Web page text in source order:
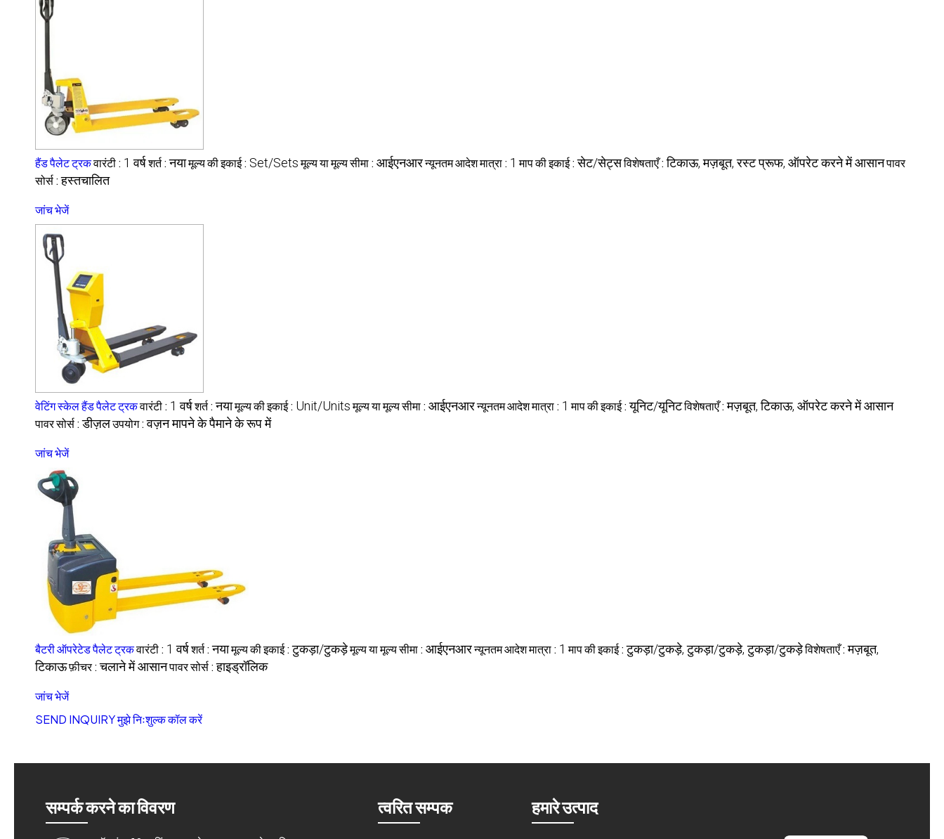
हैंड पैलेट ट्रकवारंटी : 1 वर्षशर्त :नयामूल्य की इकाई : Set/Setsमूल्य या मूल्य सीमा : आईएनआरन्यूनतम आदेश मात्रा : 1 माप की इकाई :सेट/सेट्सविशेषताएँ :टिकाऊ, मज़बूत, रस्ट प्रूफ, ऑपरेट करने में आसानपावर
सोर्स :हस्तचालित
जांच भेजें
वेटिंग स्केल हैंड पैलेट ट्रकवारंटी : 1 वर्षशर्त :नयामूल्य की इकाई : Unit/Unitsमूल्य या मूल्य सीमा : आईएनआरन्यूनतम आदेश मात्रा : 1 माप की इकाई :यूनिट/यूनिटविशेषताएँ :मज़बूत, टिकाऊ, ऑपरेट करने में आसान
पावर सोर्स :डीज़लउपयोग :वज़न मापने के पैमाने के रूप में
जांच भेजें
बैटरी ऑपरेटेड पैलेट ट्रकवारंटी : 1 वर्षशर्त :नयामूल्य की इकाई :टुकड़ा/टुकड़ेमूल्य या मूल्य सीमा : आईएनआरन्यूनतम आदेश मात्रा : 1 माप की इकाई :टुकड़ा/टुकड़े, टुकड़ा/टुकड़े, टुकड़ा/टुकड़ेविशेषताएँ :मज़बूत,
टिकाऊफ़ीचर :चलाने में आसानपावर सोर्स :हाइड्रॉलिक
जांच भेजें
SEND INQUIRYमुझे निःशुल्क कॉल करें
सम्पर्क करने का विवरण त्वरित सम्पक हमारे उत्पाद